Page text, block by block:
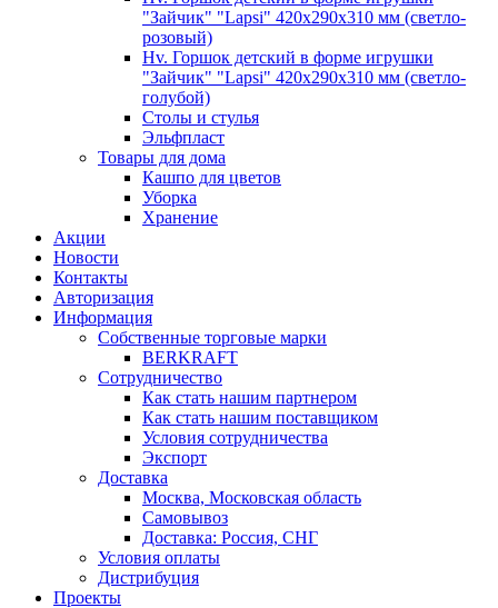
"Зайчик" "Lapsi" 420х290х310 мм (светло-
розовый)
Hv. Горшок детский в форме игрушки
"Зайчик" "Lapsi" 420х290х310 мм (светло-
голубой)
Столы и стулья
Эльфпласт
Товары для дома
Кашпо для цветов
Уборка
Хранение
Акции
Новости
Контакты
Авторизация
Информация
Собственные торговые марки
BERKRAFT
Сотрудничество
Как стать нашим партнером
Как стать нашим поставщиком
Условия сотрудничества
Экспорт
Доставка
Москва, Московская область
Самовывоз
Доставка: Россия, СНГ
Условия оплаты
Дистрибуция
Проекты